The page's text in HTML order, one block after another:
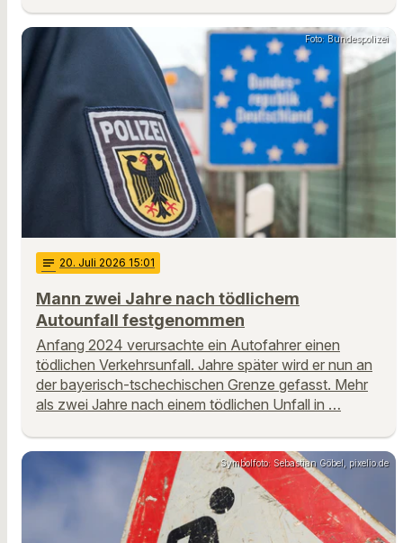
Foto: Bundespolizei
notes 20. Juli 2026 15:01
Mann zwei Jahre nach tödlichem
Autounfall festgenommen
Anfang 2024 verursachte ein Autofahrer einen
tödlichen Verkehrsunfall. Jahre später wird er nun an
der bayerisch-tschechischen Grenze gefasst. Mehr
als zwei Jahre nach einem tödlichen Unfall in …
Symbolfoto: Sebastian Göbel, pixelio.de